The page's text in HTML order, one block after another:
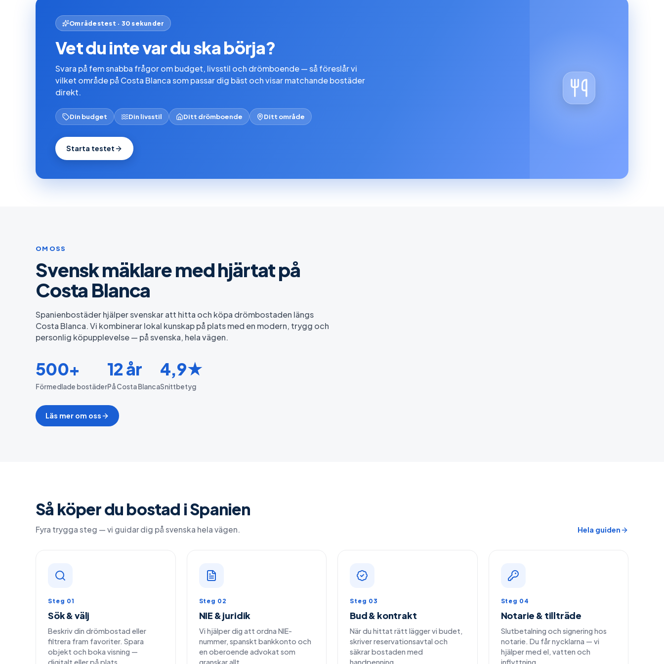
Områdestest · 30 sekunder
Vet du inte var du ska börja?
Svara på fem snabba frågor om budget, livsstil och drömboende — så föreslår vi
vilket område på Costa Blanca som passar dig bäst och visar matchande bostäder
direkt.
Din budget Din livsstil Ditt drömboende Ditt område
Starta testet
OM OSS
Svensk mäklare med hjärtat på
Costa Blanca
Spanienbostäder hjälper svenskar att hitta och köpa drömbostaden längs
Costa Blanca. Vi kombinerar lokal kunskap på plats med en modern, trygg och
personlig köpupplevelse — på svenska, hela vägen.
500+
Förmedlade bostäder
12 år
På Costa Blanca
4,9★
Snittbetyg
Läs mer om oss
Så köper du bostad i Spanien
Fyra trygga steg — vi guidar dig på svenska hela vägen. Hela guiden
Steg 01
Sök & välj
Beskriv din drömbostad eller
filtrera fram favoriter. Spara
objekt och boka visning —
digitalt eller på plats.
Steg 02
NIE & juridik
Vi hjälper dig att ordna NIE-
nummer, spanskt bankkonto och
en oberoende advokat som
granskar allt.
Steg 03
Bud & kontrakt
När du hittat rätt lägger vi budet,
skriver reservationsavtal och
säkrar bostaden med
handpenning.
Steg 04
Notarie & tillträde
Slutbetalning och signering hos
notarie. Du får nycklarna — vi
hjälper med el, vatten och
inflyttning.